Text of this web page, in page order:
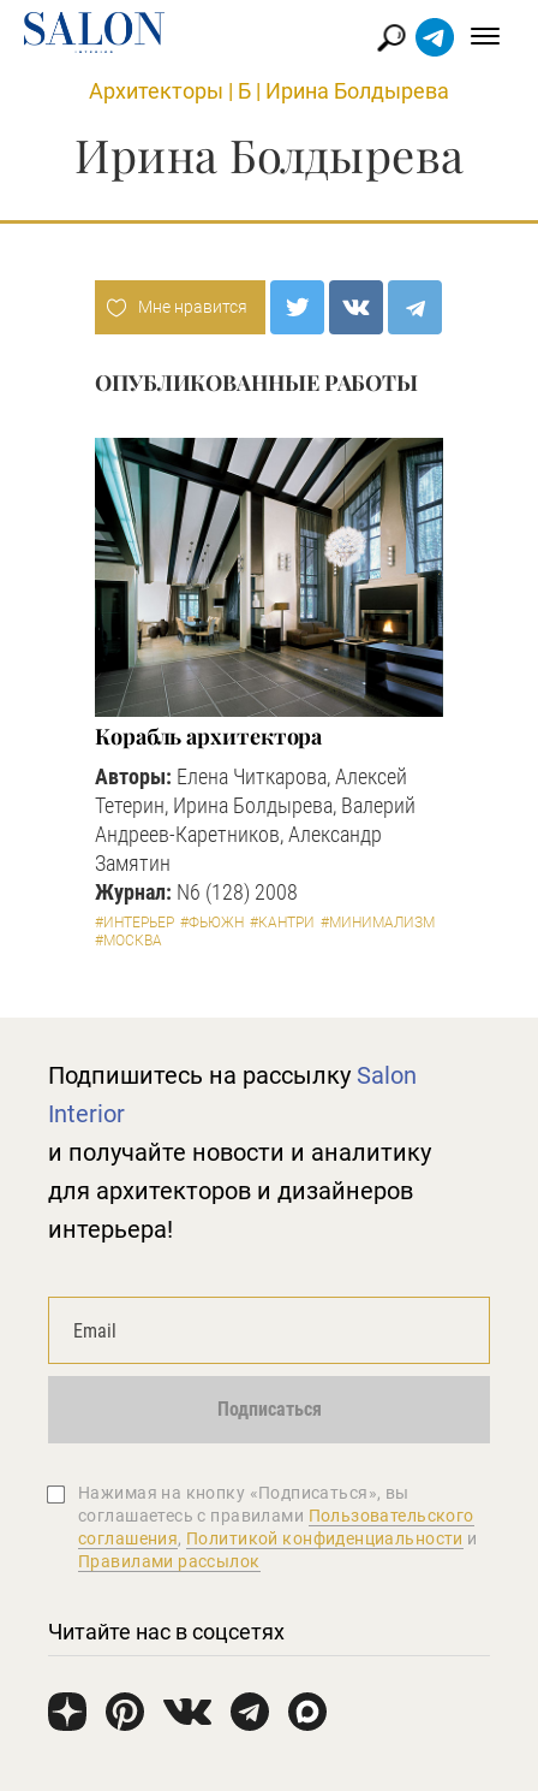
Архитекторы | Б | Ирина Болдырева
Ирина Болдырева
Мне нравится
ОПУБЛИКОВАННЫЕ РАБОТЫ
Корабль архитектора
Авторы: Елена Читкарова, Алексей
Тетерин, Ирина Болдырева, Валерий
Андреев-Каретников, Александр
Замятин
Журнал: N6 (128) 2008
#ИНТЕРЬЕР #ФЬЮЖН #КАНТРИ #МИНИМАЛИЗМ
#МОСКВА
Подпишитесь на рассылку Salon
Interior
и получайте новости и аналитику
для архитекторов и дизайнеров
интерьера!
Подписаться
Нажимая на кнопку «Подписаться», вы
соглашаетеcь с правилами Пользовательского
соглашения, Политикой конфиденциальности и
Правилами рассылок
Читайте нас в соцсетях